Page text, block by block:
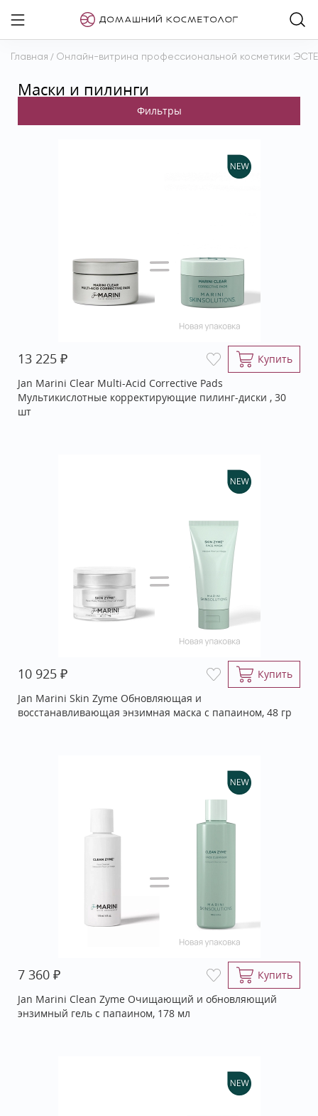
Главная / Онлайн-витрина профессиональной косметики
Маски и пилинги
13 225 ₽
Купить
Jan Marini Clear Multi-Acid Corrective Pads
Мультикислотные корректирующие пилинг-диски , 30
шт
10 925 ₽
Купить
Jan Marini Skin Zyme Обновляющая и
восстанавливающая энзимная маска с папаином, 48 гр
7 360 ₽
Купить
Jan Marini Clean Zyme Очищающий и обновляющий
энзимный гель с папаином, 178 мл